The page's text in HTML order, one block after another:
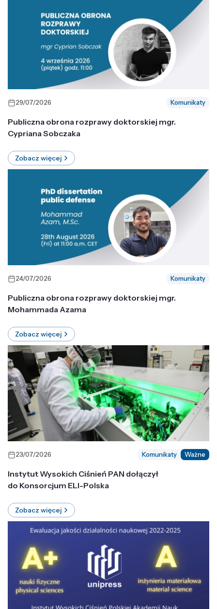
29/07/2026 Komunikaty
Publiczna obrona rozprawy doktorskiej mgr.
Cypriana Sobczaka
Zobacz więcej
24/07/2026 Komunikaty
Publiczna obrona rozprawy doktorskiej mgr.
Mohammada Azama
Zobacz więcej
23/07/2026 Komunikaty Ważne
Instytut Wysokich Ciśnień PAN dołączył
do Konsorcjum ELI-Polska
Zobacz więcej